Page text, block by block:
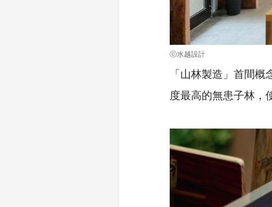
ⓒ水越設計
「山林製造」首間
度最高的無患子林，